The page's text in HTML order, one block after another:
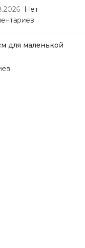
Нет
для маленькой